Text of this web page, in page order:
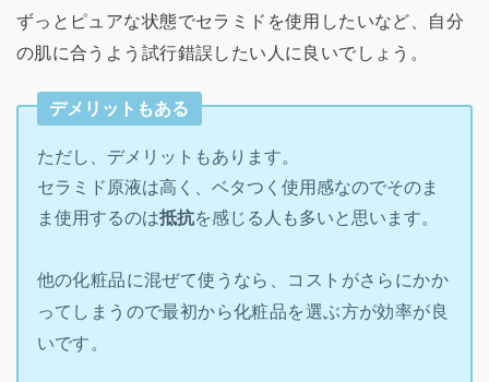
ずっとピュアな状態でセラミドを使用したいなど、自分
の肌に合うよう試行錯誤したい人に良いでしょう。
デメリットもある
ただし、デメリットもあります。
セラミド原液は高く、ベタつく使用感なのでそのま
ま使用するのは抵抗を感じる人も多いと思います。
他の化粧品に混ぜて使うなら、コストがさらにかか
ってしまうので最初から化粧品を選ぶ方が効率が良
いです。